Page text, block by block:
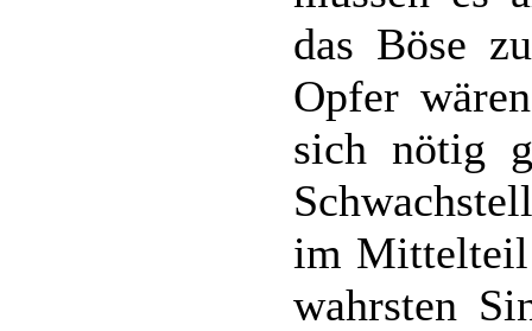
das Böse
Opfer
sich nötig
im Mittelteil
wahrsten